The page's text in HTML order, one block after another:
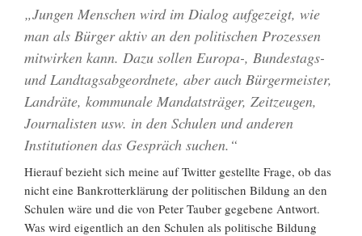
„Jungen Menschen wird im Dialog aufgezeigt, wie
man als Bürger aktiv an den politischen Prozessen
mitwirken kann. Dazu sollen Europa-, Bundestags-
und Landtagsabgeordnete, aber auch Bürgermeister,
Landräte, kommunale Mandatsträger, Zeitzeugen,
Journalisten usw. in den Schulen und anderen
Institutionen das Gespräch suchen.“
Hierauf bezieht sich meine auf Twitter gestellte Frage, ob das
nicht eine Bankrotterklärung der politischen Bildung an den
Schulen wäre und die von Peter Tauber gegebene Antwort.
Was wird eigentlich an den Schulen als politische Bildung